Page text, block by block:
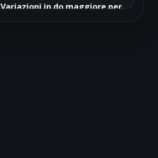
Variazioni in do maggiore per